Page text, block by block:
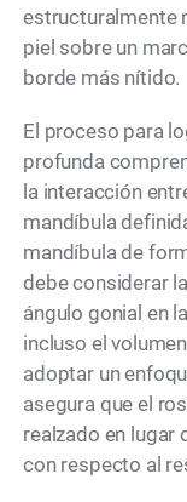
estructuralmente
piel sobre un
borde más nítido.
El proceso para
profunda
la interacción
mandíbula
mandíbula de
debe considerar
ángulo gonial en
incluso el
adoptar un
asegura que el
realzado en
con respecto al